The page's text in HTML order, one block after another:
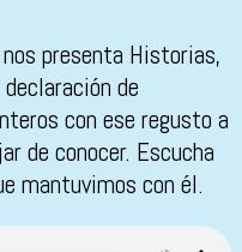
presenta Historias,
de
con ese regusto a
de conocer. Escucha
mantuvimos con él.